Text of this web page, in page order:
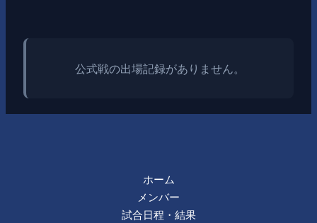
公式戦の出場記録がありません。
ホーム
メンバー
試合日程・結果